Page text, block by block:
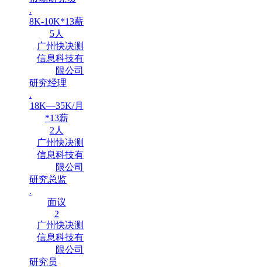
.
8K-10K*13薪
5人
广州快决测
信息科技有
限公司
研究经理
.
18K—35K/月
*13薪
2人
广州快决测
信息科技有
限公司
研究总监
.
面议
2
广州快决测
信息科技有
限公司
研究员